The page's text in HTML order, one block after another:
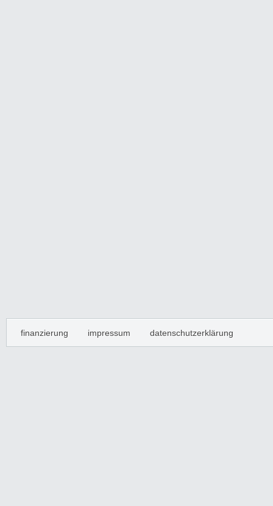
finanzierung impressum datenschutzerklärung